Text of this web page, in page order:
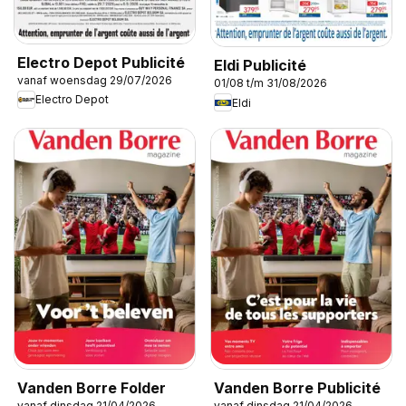
Electro Depot Publicité
vanaf woensdag 29/07/2026
Electro Depot
Eldi Publicité
01/08 t/m 31/08/2026
Eldi
Vanden Borre Folder Vanden Borre Publicité